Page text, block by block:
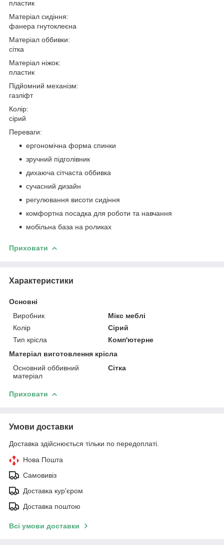
пластик
Матеріал сидіння:
фанера гнутоклеєна
Матеріал оббивки:
сітка
Матеріал ніжок:
пластик
Підйомний механізм:
газліфт
Колір:
сірий
Переваги:
ергономічна форма спинки
зручний підголівник
дихаюча сітчаста оббивка
сучасний дизайн
регулювання висоти сидіння
комфортна посадка для роботи та навчання
мобільна база на роликах
Приховати
Характеристики
Основні
Виробник
Мікс меблі
Колір
Сірий
Тип крісла
Комп'ютерне
Матеріал виготовлення крісла
Основний оббивний
матеріал
Сітка
Приховати
Умови доставки
Доставка здійснюється тільки по передоплаті.
Нова Пошта
Самовивіз
Доставка кур'єром
Доставка поштою
Всі умови доставки